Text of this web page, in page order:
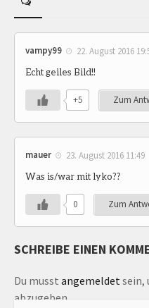
vampy99 22. August 2016
Echt geiles Bild!!
+5 Zum
mauer 23. August 2016 11:49
Was is/war mit lyko??
0 Zum
SCHREIBE EINEN
Du musst angemeldetsein,
abzugeben.